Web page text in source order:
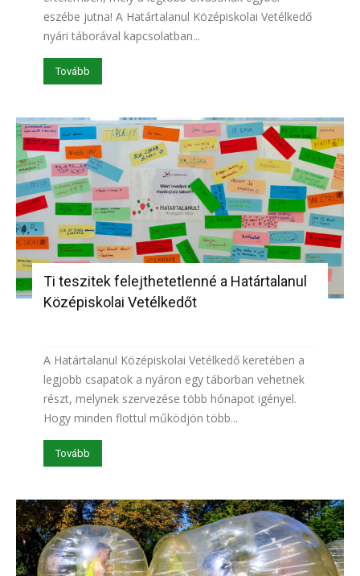
eszébe jutna! A Határtalanul Középiskolai Vetélkedő
nyári táborával kapcsolatban...
Tovább
Ti teszitek felejthetetlenné a Határtalanul
Középiskolai Vetélkedőt
A Határtalanul Középiskolai Vetélkedő keretében a
legjobb csapatok a nyáron egy táborban vehetnek
részt, melynek szervezése több hónapot igényel.
Hogy minden flottul működjön több...
Tovább